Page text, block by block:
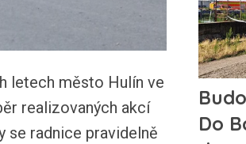
letech město Hulín ve
realizovaných akcí
se radnice pravidelně